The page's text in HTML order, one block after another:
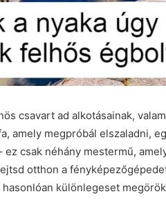
csavart ad alkotásainak,
amely megpróbál elszaladni,
csak néhány mestermű,
otthon a
különlegeset